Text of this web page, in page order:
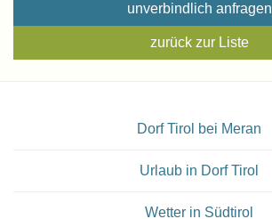
unverbindlich anfragen
zurück zur Liste
Dorf Tirol bei Meran
Urlaub in Dorf Tirol
Wetter in Südtirol